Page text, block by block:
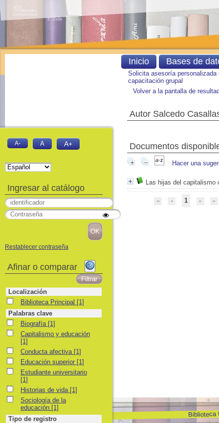
Solicita asesoría personalizada
capacitación grupal
Volver a la pantalla de
Autor Salcedo
Documentos
Hacer una
Las hijas del capitalismo
1
Biblioteca
Inicio Bases de
A- A A+
Ingresar al catálogo
Restablecer contraseña
Afinar o comparar
Localización
Biblioteca Principal
Biblioteca Principal [1]
Palabras clave
BiografíaBiografía [1]
Capitalismo y educación
Capitalismo y educación
[1]
Conducta afectiva
Conducta afectiva [1]
Educación superior
Educación superior [1]
Estudiante universitario
Estudiante universitario
[1]
Historias de vida
Historias de vida [1]
Sociología de la educación
Sociología de la
educación [1]
Tipo de registro